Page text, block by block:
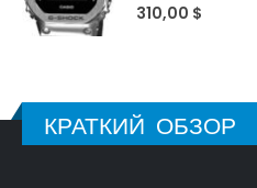
5out of 5
310,00 $
КРАТКИЙ ОБЗОР